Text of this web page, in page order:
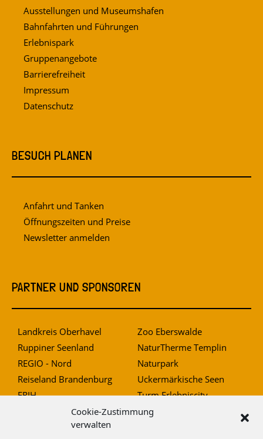
Cookie-Zustimmung
verwalten
Ausstellungen und Museumshafen
Bahnfahrten und Führungen
Erlebnispark
Gruppenangebote
Barrierefreiheit
Impressum
Datenschutz
BESUCH PLANEN
Anfahrt und Tanken
Öffnungszeiten und Preise
Newsletter anmelden
PARTNER UND SPONSOREN
Landkreis Oberhavel
Ruppiner Seenland
REGIO - Nord
Reiseland Brandenburg
ERIH
Zoo Eberswalde
NaturTherme Templin
Naturpark
Uckermärkische Seen
Turm Erlebniscity
Mittelbrandenburgische